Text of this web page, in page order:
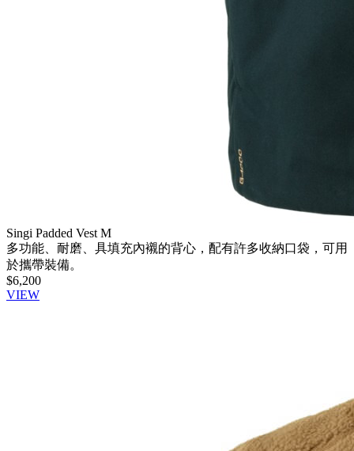
Singi Padded Vest M
多功能、耐磨、具填充內襯的背心，配有許多收納口袋，可用
於攜帶裝備。
$6,200
VIEW